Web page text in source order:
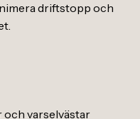
driftstopp och